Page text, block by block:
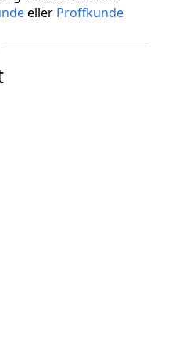
eller Proffkunde